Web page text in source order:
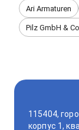
Ari Armaturen
Pilz GmbH &
115404,
корпус 1,